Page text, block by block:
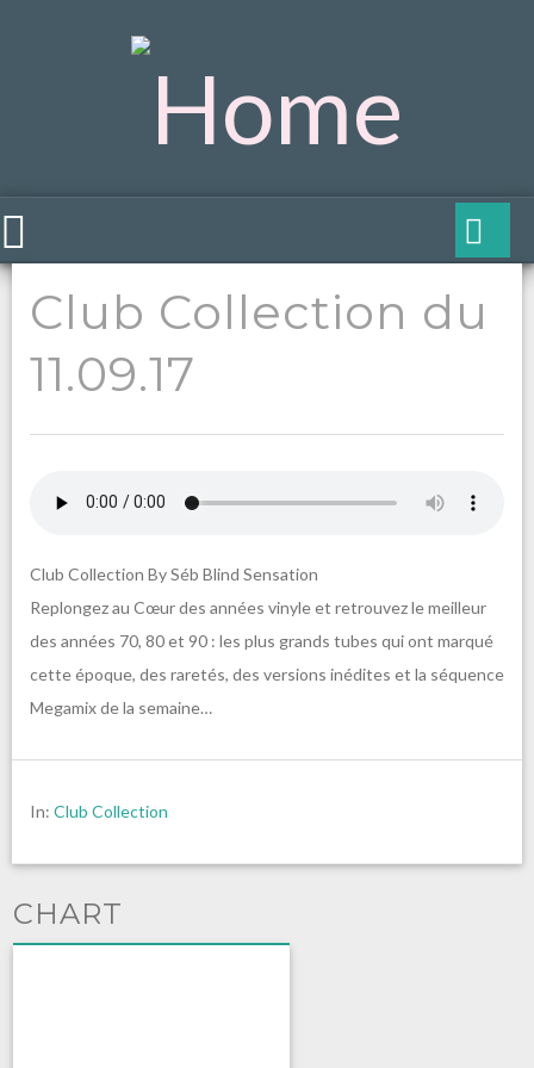
Club Collection du
11.09.17
Club Collection By Séb Blind Sensation
Replongez au Cœur des années vinyle et retrouvez le meilleur
des années 70, 80 et 90 : les plus grands tubes qui ont marqué
cette époque, des raretés, des versions inédites et la séquence
Megamix de la semaine…
In: Club Collection
CHART